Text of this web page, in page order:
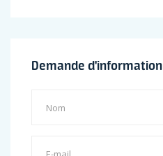
Demande d'information